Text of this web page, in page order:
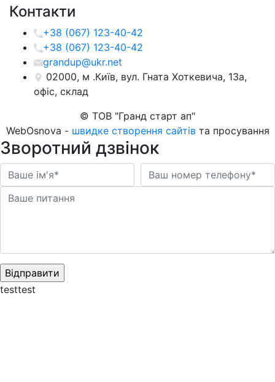
Контакти
+38 (067) 123-40-42
+38 (067) 123-40-42
grandup@ukr.net
02000, м .Київ, вул. Гната Хоткевича, 13а,
офіс, склад
© ТОВ "Гранд старт ап"
WebOsnova - швидке створення сайтівта просування
Зворотний дзвінок
testtest